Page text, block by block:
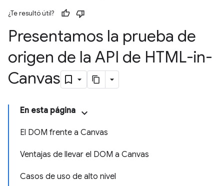
¿Te resultó útil?
Presentamos la prueba de
origen de la API de HTML-in-
Canvas
En esta página
El DOM frente a Canvas
Ventajas de llevar el DOM a Canvas
Casos de uso de alto nivel